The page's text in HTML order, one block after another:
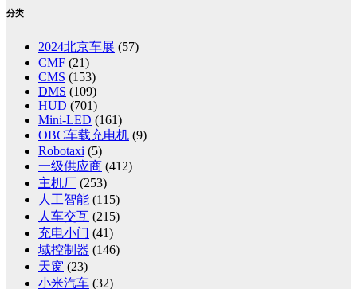
分类
2024北京车展 (57)
CMF (21)
CMS (153)
DMS (109)
HUD (701)
Mini-LED (161)
OBC车载充电机 (9)
Robotaxi (5)
一级供应商 (412)
主机厂 (253)
人工智能 (115)
人车交互 (215)
充电小门 (41)
域控制器 (146)
天窗 (23)
小米汽车 (32)